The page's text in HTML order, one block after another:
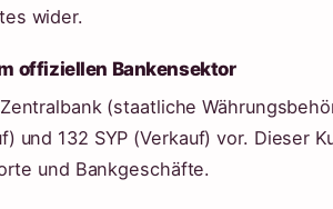
wider.
offiziellen Bankensektor
(staatliche
und 132 SYP (Verkauf) vor. Dieser
und Bankgeschäfte.